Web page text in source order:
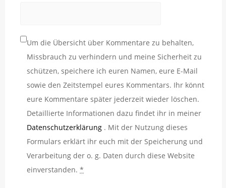
Um die Übersicht über Kommentare zu behalten,
Missbrauch zu verhindern und meine Sicherheit zu
schützen, speichere ich euren Namen, eure E-Mail
sowie den Zeitstempel eures Kommentars. Ihr könnt
eure Kommentare später jederzeit wieder löschen.
Detaillierte Informationen dazu findet ihr in meiner
Datenschutzerklärung . Mit der Nutzung dieses
Formulars erklärt ihr euch mit der Speicherung und
Verarbeitung der o. g. Daten durch diese Website
einverstanden. *